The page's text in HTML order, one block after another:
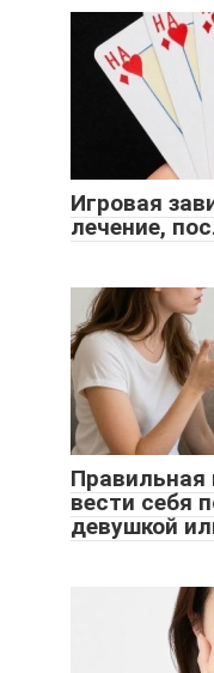
Игровая
лечение,
Правильная
вести себя
девушкой